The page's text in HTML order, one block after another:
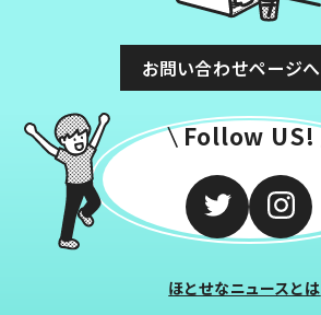
お問い合わせページへ
Follow US!
ほとせなニュースとは